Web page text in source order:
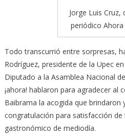
Jorge Luis Cruz,
periódico Ahora
Todo transcurrió entre sorpresas,
Rodríguez, presidente de la Upec
Diputado a la Asamblea Nacional
¡ahora! hablaron para agradecer al
Baibrama la acogida que brindaron
congratulación para satisfacción
gastronómico de mediodía.